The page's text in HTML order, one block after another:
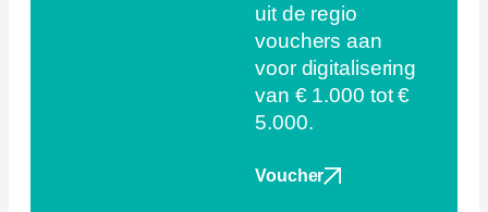
uit de regio
vouchers aan
voor digitalisering
van € 1.000 tot €
5.000.
Voucher